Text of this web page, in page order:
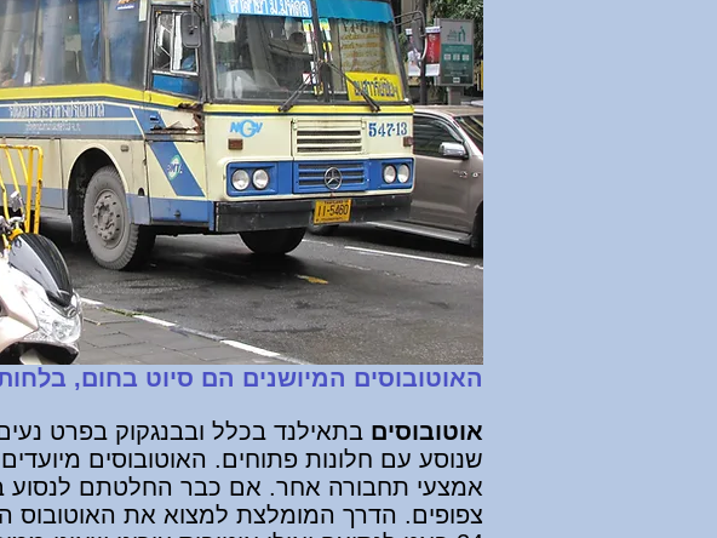
האוטובוסים המיושנים הם סיוט בחום,
אוטובוסים בתאילנד בכלל ובבנגקוק בפרט נעים
שנוסע עם חלונות פתוחים. האוטובוסים
אמצעי תחבורה אחר. אם כבר החלטתם לנסוע